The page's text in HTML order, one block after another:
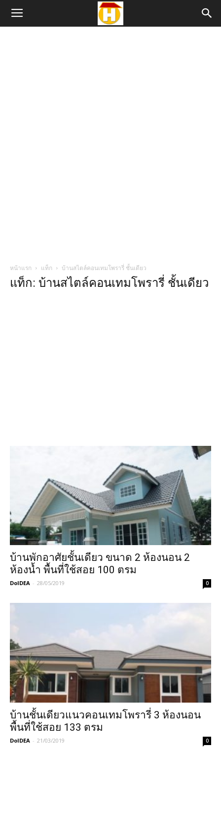
หน้าแรก แท็ก บ้านสไตล์คอนเทมโพรารี่ ชั้นเดียว
แท็ก: บ้านสไตล์คอนเทมโพรารี่ ชั้นเดียว
บ้านพักอาศัยชั้นเดียว ขนาด 2 ห้องนอน 2
ห้องน้ำ พื้นที่ใช้สอย 100 ตรม
DoIDEA - 28/05/2019 0
บ้านชั้นเดียวแนวคอนเทมโพรารี่ 3 ห้องนอน
พื้นที่ใช้สอย 133 ตรม
DoIDEA - 21/03/2019 0